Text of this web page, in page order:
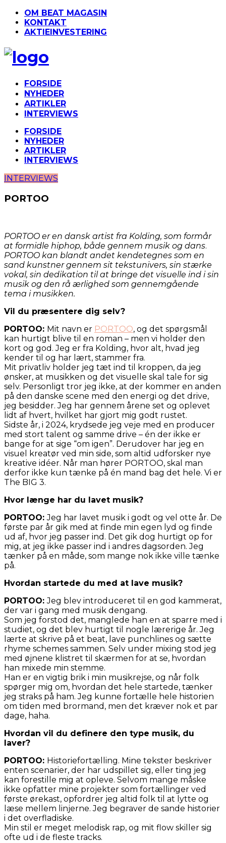
OM BEAT MAGASIN
KONTAKT
AKTIEINVESTERING
FORSIDE
NYHEDER
ARTIKLER
INTERVIEWS
FORSIDE
NYHEDER
ARTIKLER
INTERVIEWS
INTERVIEWS
PORTOO
PORTOO er en dansk artist fra Kolding, som formår
at formidle hiphop, både gennem musik og dans.
PORTOO kan blandt andet kendetegnes som en
sand kunstner gennem sit tekstunivers, sin stærke
vokal, sin dedikation til at bringe det visuelle ind i sin
musik og den rå ærlighed som gennemgående
tema i musikken.
Vil du præsentere dig selv?
PORTOO: Mit navn er PORTOO, og det spørgsmål
kan hurtigt blive til en roman – men vi holder den
kort og god. Jeg er fra Kolding, hvor alt, hvad jeg
kender til og har lært, stammer fra.
Mit privatliv holder jeg tæt ind til kroppen, da jeg
ønsker, at musikken og det visuelle skal tale for sig
selv. Personligt tror jeg ikke, at der kommer en anden
på den danske scene med den energi og det drive,
jeg besidder. Jeg har gennem årene set og oplevet
lidt af hvert, hvilket har gjort mig godt rustet.
Sidste år, i 2024, krydsede jeg veje med en producer
med stort talent og samme drive – én der ikke er
bange for at sige “om igen”. Derudover har jeg en
visuel kreatør ved min side, som altid udforsker nye
kreative idéer. Når man hører PORTOO, skal man
derfor ikke kun tænke på én mand bag det hele. Vi er
The BIG 3.
Hvor længe har du lavet musik?
PORTOO:Jeg har lavet musik i godt og vel otte år. De
første par år gik med at finde min egen lyd og finde
ud af, hvor jeg passer ind. Det gik dog hurtigt op for
mig, at jeg ikke passer ind i andres dagsorden. Jeg
tænker på en måde, som mange nok ikke ville tænke
på.
Hvordan startede du med at lave musik?
PORTOO:Jeg blev introduceret til en god kammerat,
der var i gang med musik dengang.
Som jeg forstod det, manglede han en at sparre med i
studiet, og det blev hurtigt til nogle lærerige år. Jeg
lærte at skrive på et beat, lave punchlines og sætte
rhyme schemes sammen. Selv under mixing stod jeg
med øjnene klistret til skærmen for at se, hvordan
han mixede min stemme.
Han er en vigtig brik i min musikrejse, og når folk
spørger mig om, hvordan det hele startede, tænker
jeg straks på ham. Jeg kunne fortælle hele historien
om tiden med brormand, men det kræver nok et par
dage, haha.
Hvordan vil du definere den type musik, du
laver?
PORTOO: Historiefortælling. Mine tekster beskriver
enten scenarier, der har udspillet sig, eller ting jeg
kan forestille mig at opleve. Selvom mange måske
ikke opfatter mine projekter som fortællinger ved
første ørekast, opfordrer jeg altid folk til at lytte og
læse mellem linjerne. Jeg begraver de sande historier
i det overfladiske.
Min stil er meget melodisk rap, og mit flow skiller sig
ofte ud i de fleste tracks.